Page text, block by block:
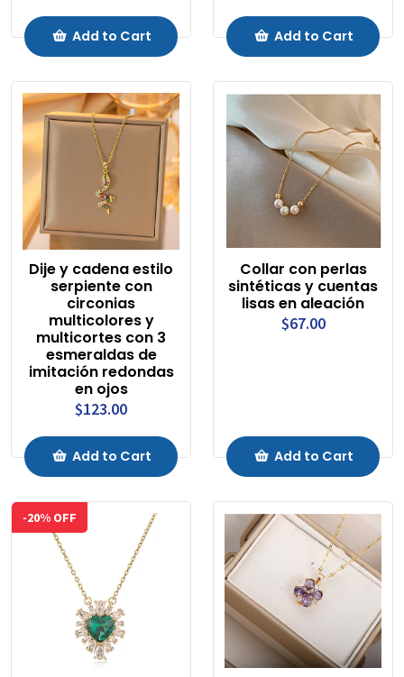
Add to Cart Add to Cart
Dije y cadena estilo
serpiente con
circonias
multicolores y
multicortes con 3
esmeraldas de
imitación redondas
en ojos
$123.00
Add to Cart
Collar con perlas
sintéticas y cuentas
lisas en aleación
$67.00
Add to Cart
-20% OFF